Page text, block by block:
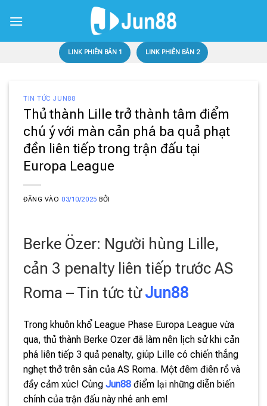
qua
LINK PHIÊN BẢN 1 LINK PHIÊN BẢN 2
TIN TỨC JUN88
Thủ thành Lille trở thành tâm điểm
chú ý với màn cản phá ba quả phạt
đền liên tiếp trong trận đấu tại
Europa League
ĐĂNG VÀO 03/10/2025 BỞI
Berke Özer: Người hùng Lille,
cản 3 penalty liên tiếp trước AS
Roma – Tin tức từJun88
Trong khuôn khổ League Phase Europa League vừa
qua, thủ thành Berke Ozer đã làm nên lịch sử khi cản
phá liên tiếp 3 quả penalty, giúp Lille có chiến thắng
nghẹt thở trên sân của AS Roma. Một đêm điên rồ và
đầy cảm xúc! Cùng Jun88 điểm lại những diễn biến
chính của trận đấu này nhé anh em!